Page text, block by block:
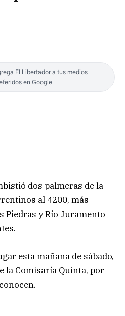
El Libertador a tus medios
en Google
dos palmeras de la
al 4200, más
Piedras y Río Juramento
esta mañana de sábado,
la Comisaría Quinta, por